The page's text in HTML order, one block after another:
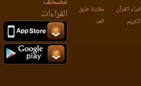
قراء القرآن
الكريم
مقارنة طرق
العد
القراءات